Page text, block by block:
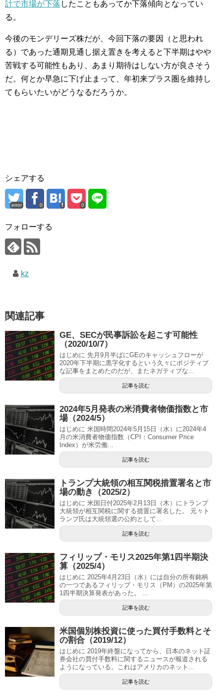
計で市場が下落 したこともあってか下落傾向となってい
る。
今後のモンデリーズ株だが、今回下落の要因（と思われ
る）であった通期見通し据え置きを考えると下半期はやや
苦戦する可能性もあり、あまり期待はしない方が良さそう
だ。何とか早急に下げ止まって、年初来プラス圏を維持し
てもらいたいがどうなるだろうか。
シェアする
error 0 0
フォローする
kz
関連記事
GE、SECが民事訴訟を起こす可能性
（2020/10/7）
はじめに 先月9月半ばにGEのキャッシュフローが
2020年下半期に黒字化するという久々にポジティブ
な記事をまとめたのだが、またネガティブな...
記事を読む
2024年5月発表の米消費者物価指数と市
場（2024/5）
はじめに 米国時間2024年5月15日（水）に2024年4
月の米消費者物価指数（CPI：Consumer Price
Index）が米労働...
記事を読む
トランプ大統領の相互関税措置署名と市
場の動き（2025/2）
はじめに 米国日付2025年2月13日（木）にトランプ
大統領が相互関税に関する措置に署名した。 元々ト
ランプ氏は大統領選の公約として...
記事を読む
フィリップ・モリス2025年第1四半期決
算（2025/4）
はじめに 2025年4月23日（水）には自分の所有銘柄
の一つであるフィリップ・モリス（PM）の2025年第
1四半期決算発表があった。 ...
記事を読む
米国個別株投資に使った買付手数料とそ
の割合（2019/12）
はじめに 2019年終盤になってから、日本のネット証
券会社の買付手数料に関するニュースが報道される
ようになっている。これはアメリカのネット...
記事を読む